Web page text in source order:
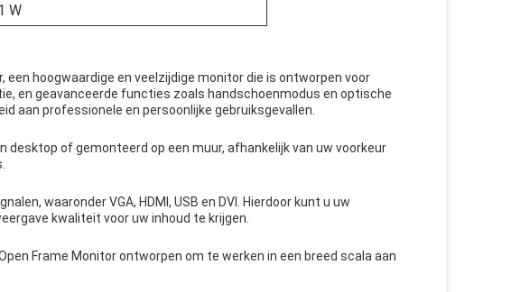
W
hoogwaardige en veelzijdige monitor die is ontworpen voor
en geavanceerde functies zoals handschoenmodus en optische
aan professionele en persoonlijke gebruiksgevallen.
desktop of gemonteerd op een muur, afhankelijk van uw voorkeur
waaronder VGA, HDMI, USB en DVI. Hierdoor kunt u uw
kwaliteit voor uw inhoud te krijgen.
Frame Monitor ontworpen om te werken in een breed scala aan